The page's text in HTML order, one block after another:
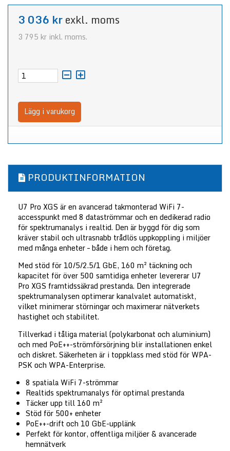
3 036 krexkl. moms
3 795 kr inkl. moms.
Lägg i varukorg
PRODUKTINFORMATION
U7 Pro XGS är en avancerad takmonterad WiFi 7-
accesspunkt med 8 dataströmmar och en dedikerad radio
för spektrumanalys i realtid. Den är byggd för dig som
kräver stabil och ultrasnabb trådlös uppkoppling i miljöer
med många enheter – både i hem och företag.
Med stöd för 10/5/2.5/1 GbE, 160 m² täckning och
kapacitet för över 500 samtidiga enheter levererar U7
Pro XGS framtidssäkrad prestanda. Den integrerade
spektrumanalysen optimerar kanalvalet automatiskt,
vilket minimerar störningar och maximerar nätverkets
hastighet och stabilitet.
Tillverkad i tåliga material (polykarbonat och aluminium)
och med PoE++-strömförsörjning blir installationen enkel
och diskret. Säkerheten är i toppklass med stöd för WPA-
PSK och WPA-Enterprise.
8 spatiala WiFi 7-strömmar
Realtids spektrumanalys för optimal prestanda
Täcker upp till 160 m²
Stöd för 500+ enheter
PoE++-drift och 10 GbE-upplänk
Perfekt för kontor, offentliga miljöer & avancerade
hemnätverk